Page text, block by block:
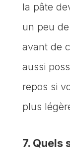
la pâte
un peu de
avant de
aussi
repos si
plus
7. Quels